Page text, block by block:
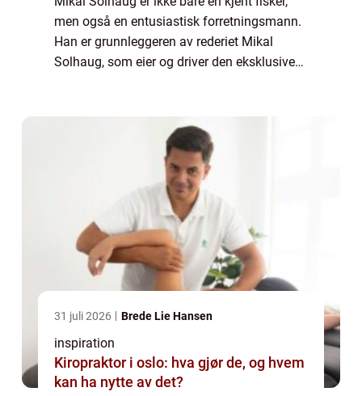
men også en entusiastisk forretningsmann.
Han er grunnleggeren av rederiet Mikal
Solhaug, som eier og driver den eksklusive
31 juli 2026 Brede Lie Hansen
inspiration
Kiropraktor i oslo: hva gjør de, og hvem
kan ha nytte av det?